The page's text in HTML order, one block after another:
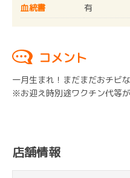
血統書
有
コメント
一月生まれ！まだまだおチビ
※お迎え時別途ワクチン代等
店舗情報